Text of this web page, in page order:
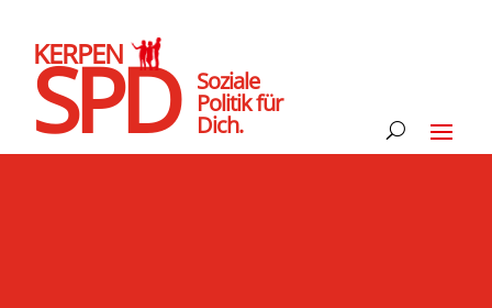
SPD
KERPEN
Soziale
Politik für
Dich.